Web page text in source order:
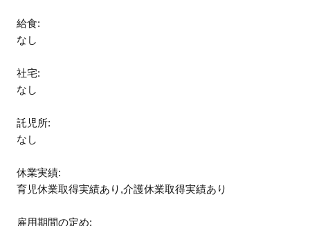
給食:
なし
社宅:
なし
託児所:
なし
休業実績:
育児休業取得実績あり,介護休業取得実績あり
雇用期間の定め: